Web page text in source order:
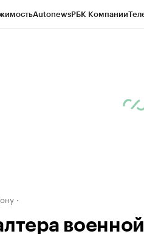
AutonewsРБК Компании